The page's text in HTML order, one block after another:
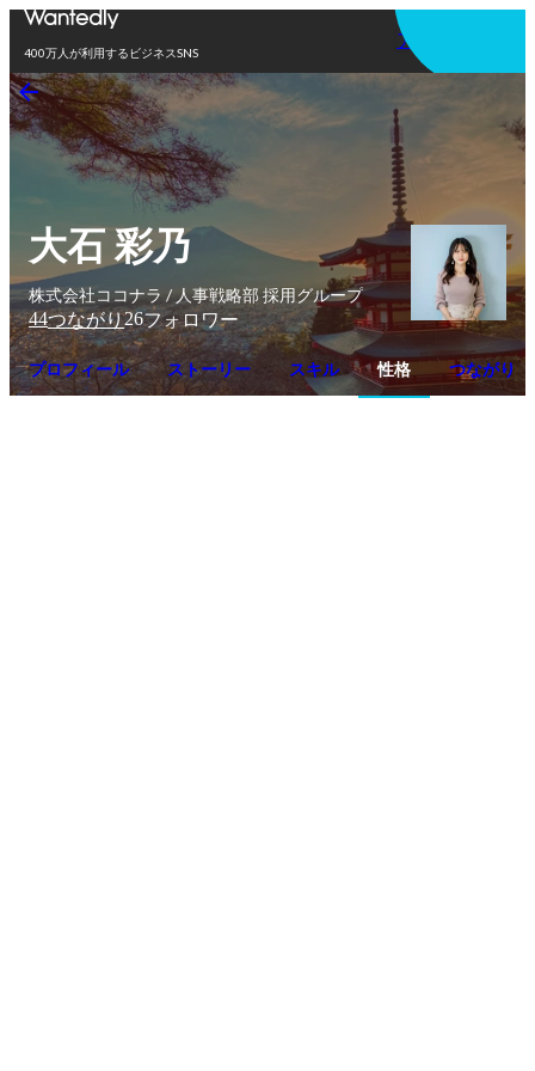
400万人が利用するビジネスSNS
アプリを使う
大石 彩乃
株式会社ココナラ / 人事戦略部 採用グループ
44つながり26フォロワー
プロフィール ストーリー スキル 性格 つながり